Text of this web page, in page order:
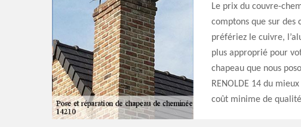
Le prix du couvre-
comptons que sur des
préfériez le cuivre,
plus approprié pour
chapeau que nous
RENOLDE 14 du
coût minime de